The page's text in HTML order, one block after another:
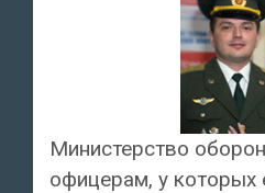
Министерство
офицерам, у которых